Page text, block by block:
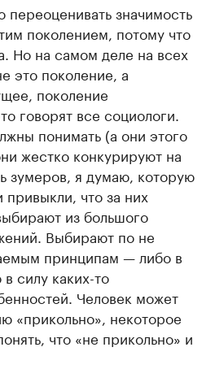
значимость
поколением, потому что
Но на самом деле на всех
это поколение, а
поколение
говорят все социологи.
понимать (а они этого
жестко конкурируют на
зумеров, я думаю, которую
что за них
из большого
Выбирают по не
принципам — либо в
силу каких-то
Человек может
«прикольно», некоторое
что «не прикольно» и